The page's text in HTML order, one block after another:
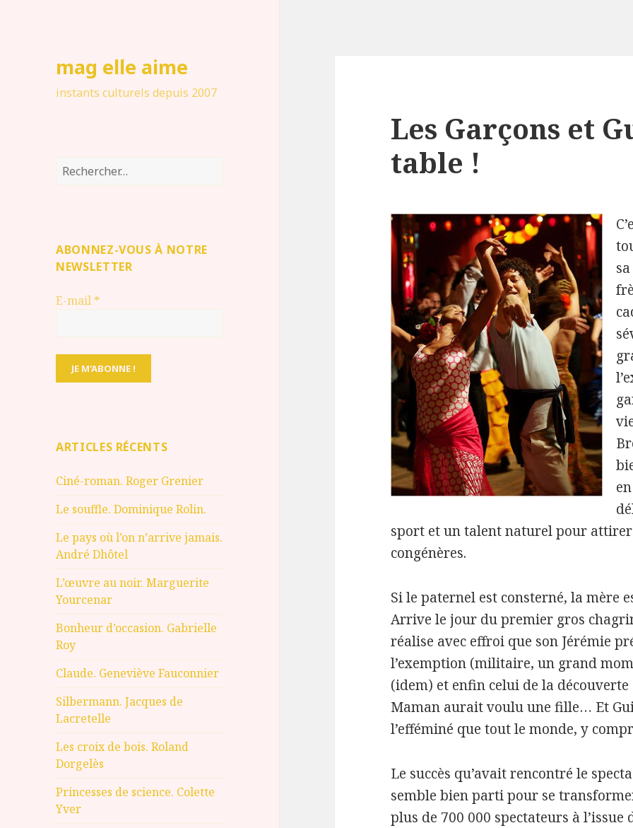
mag elle aime
instants culturels depuis 2007
Rechercher :
ABONNEZ-VOUS À NOTRE
NEWSLETTER
E-mail *
ARTICLES RÉCENTS
Ciné-roman. Roger Grenier
Le souffle. Dominique Rolin.
Le pays où l’on n’arrive jamais.
André Dhôtel
L’œuvre au noir. Marguerite
Yourcenar
Bonheur d’occasion. Gabrielle
Roy
Claude. Geneviève Fauconnier
Silbermann. Jacques de
Lacretelle
Les croix de bois. Roland
Dorgelès
Princesses de science. Colette
Yver
Les Garçons et
table !
sport et un talent naturel pour attirer
congénères.
Si le paternel est consterné, la mère
Arrive le jour du premier gros
réalise avec effroi que son Jérémie
l’exemption (militaire, un grand
(idem) et enfin celui de la
Maman aurait voulu une fille… Et
l’efféminé que tout le monde, y
Le succès qu’avait rencontré le
semble bien parti pour se
plus de 700 000 spectateurs à